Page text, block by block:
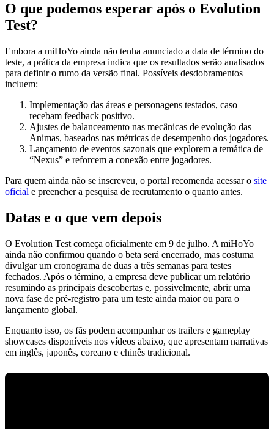
O que podemos esperar após o Evolution
Test?
Embora a miHoYo ainda não tenha anunciado a data de término do
teste, a prática da empresa indica que os resultados serão analisados
para definir o rumo da versão final. Possíveis desdobramentos
incluem:
Implementação das áreas e personagens testados, caso
recebam feedback positivo.
Ajustes de balanceamento nas mecânicas de evolução das
Animas, baseados nas métricas de desempenho dos jogadores.
Lançamento de eventos sazonais que explorem a temática de
“Nexus” e reforcem a conexão entre jogadores.
Para quem ainda não se inscreveu, o portal recomenda acessar o site
oficial e preencher a pesquisa de recrutamento o quanto antes.
Datas e o que vem depois
O Evolution Test começa oficialmente em 9 de julho. A miHoYo
ainda não confirmou quando o beta será encerrado, mas costuma
divulgar um cronograma de duas a três semanas para testes
fechados. Após o término, a empresa deve publicar um relatório
resumindo as principais descobertas e, possivelmente, abrir uma
nova fase de pré-registro para um teste ainda maior ou para o
lançamento global.
Enquanto isso, os fãs podem acompanhar os trailers e gameplay
showcases disponíveis nos vídeos abaixo, que apresentam narrativas
em inglês, japonês, coreano e chinês tradicional.